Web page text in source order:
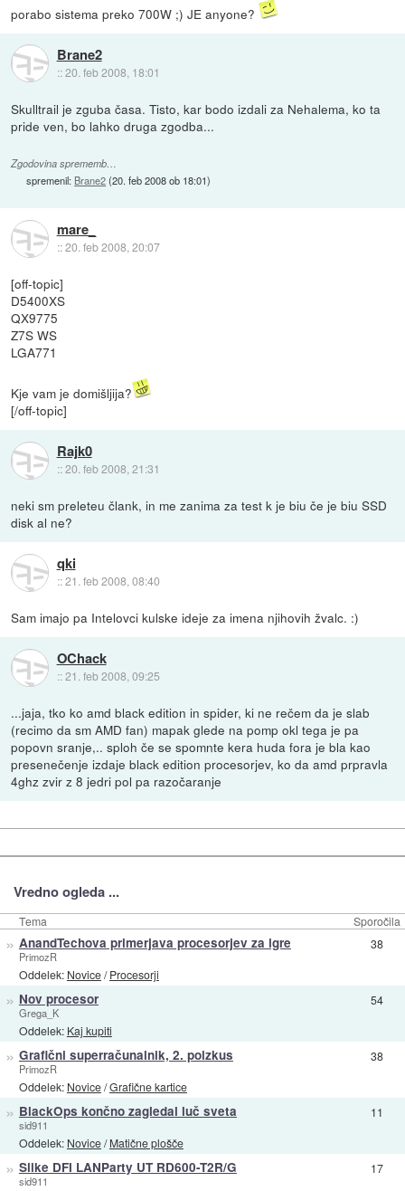
porabo sistema preko 700W ;) JE anyone?
Brane2
::20. feb 2008, 18:01
Skulltrail je zguba časa. Tisto, kar bodo izdali za Nehalema, ko ta
pride ven, bo lahko druga zgodba...
Zgodovina sprememb…
spremenil: Brane2(20. feb 2008 ob 18:01)
mare_
::20. feb 2008, 20:07
[off-topic]
D5400XS
QX9775
Z7S WS
LGA771
Kje vam je domišljija?
[/off-topic]
Rajk0
::20. feb 2008, 21:31
neki sm preleteu člank, in me zanima za test k je biu če je biu SSD
disk al ne?
qki
::21. feb 2008, 08:40
Sam imajo pa Intelovci kulske ideje za imena njihovih žvalc. :)
OChack
::21. feb 2008, 09:25
...jaja, tko ko amd black edition in spider, ki ne rečem da je slab
(recimo da sm AMD fan) mapak glede na pomp okl tega je pa
popovn sranje,.. sploh če se spomnte kera huda fora je bla kao
presenečenje izdaje black edition procesorjev, ko da amd prpravla
4ghz zvir z 8 jedri pol pa razočaranje
Vredno ogleda ...
Tema Sporočila
» AnandTechova primerjava procesorjev za igre
PrimozR
Oddelek: Novice/Procesorji
38
» Nov procesor
Grega_K
Oddelek: Kaj kupiti
54
» Grafični superračunalnik, 2. poizkus
PrimozR
Oddelek: Novice/Grafične kartice
38
» BlackOps končno zagledal luč sveta
sid911
Oddelek: Novice/Matične plošče
11
» Slike DFI LANParty UT RD600-T2R/G
sid911
17